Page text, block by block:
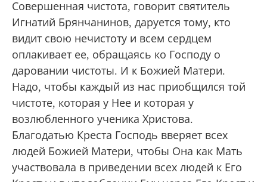
Совершенная чистота, говорит святитель
Игнатий Брянчанинов, даруется тому, кто
видит свою нечистоту и всем сердцем
оплакивает ее, обращаясь ко Господу о
даровании чистоты. И к Божией Матери.
Надо, чтобы каждый из нас приобщился той
чистоте, которая у Нее и которая у
возлюбленного ученика Христова.
Благодатью Креста Господь вверяет всех
людей Божией Матери, чтобы Она как Мать
участвовала в приведении всех людей к Его